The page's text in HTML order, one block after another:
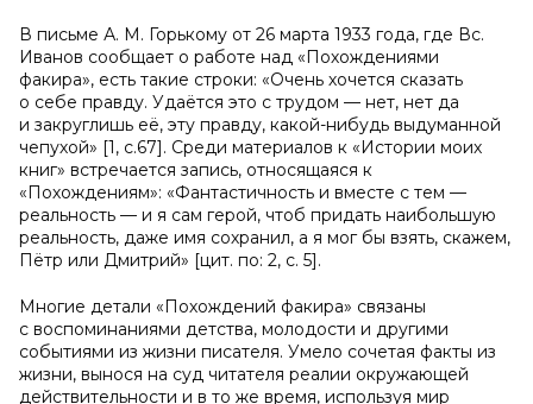
В письме А. М. Горькому от 26 марта 1933 года, где Вс.
Иванов сообщает о работе над «Похождениями
факира», есть такие строки: «Очень хочется сказать
о себе правду. Удаётся это с трудом — нет, нет да
и закруглишь её, эту правду, какой-нибудь выдуманной
чепухой» [1, с.67]. Среди материалов к «Истории моих
книг» встречается запись, относящаяся к
«Похождениям»: «Фантастичность и вместе с тем —
реальность — и я сам герой, чтоб придать наибольшую
реальность, даже имя сохранил, а я мог бы взять, скажем,
Пётр или Дмитрий» [цит. по: 2, с. 5].
Многие детали «Похождений факира» связаны
с воспоминаниями детства, молодости и другими
событиями из жизни писателя. Умело сочетая факты из
жизни, вынося на суд читателя реалии окружающей
действительности и в то же время, используя мир